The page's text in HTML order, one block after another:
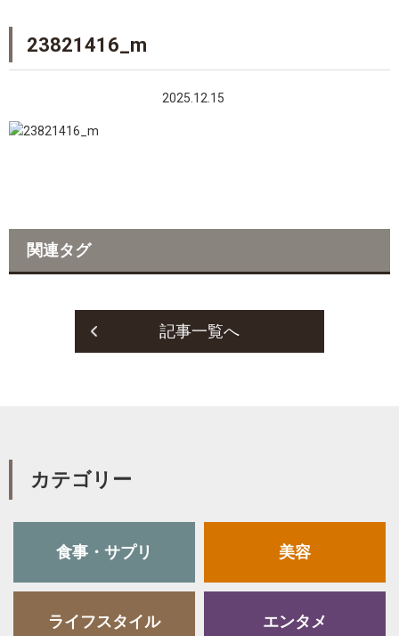
23821416_m
2025.12.15
関連タグ
記事一覧へ
カテゴリー
食事・サプリ 美容
ライフスタイル エンタメ